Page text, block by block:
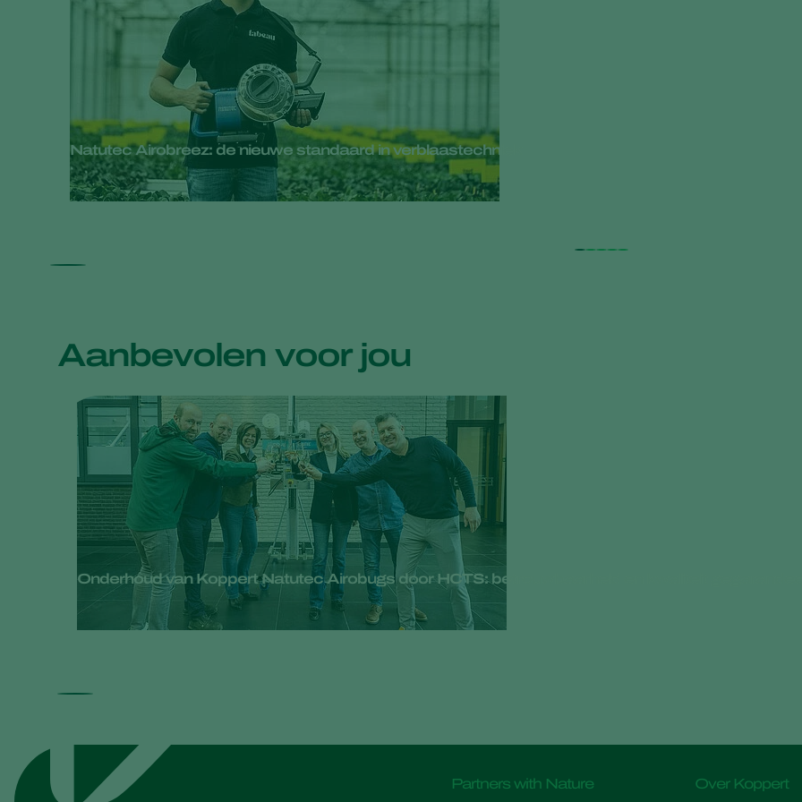
Natutec Airobreez: de nieuwe standaard in verblaastechniek
Aanbevolen voor jou
Onderhoud van Koppert Natutec Airobugs door HCTS: betrouwbaarheid en kwaliteit
Partners with Nature Over Koppert